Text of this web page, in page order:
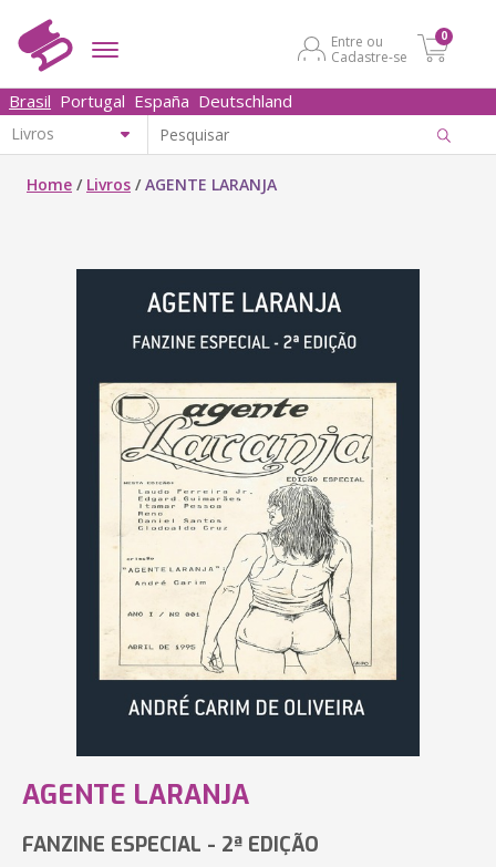
Entre ou
Cadastre-se
0
Brasil Portugal España Deutschland
Home / Livros /AGENTE LARANJA
AGENTE LARANJA
FANZINE ESPECIAL - 2ª EDIÇÃO